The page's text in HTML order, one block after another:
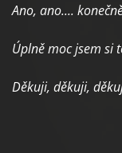
Ano, ano....
Úplně moc jsem si
Děkuji, děkuji,